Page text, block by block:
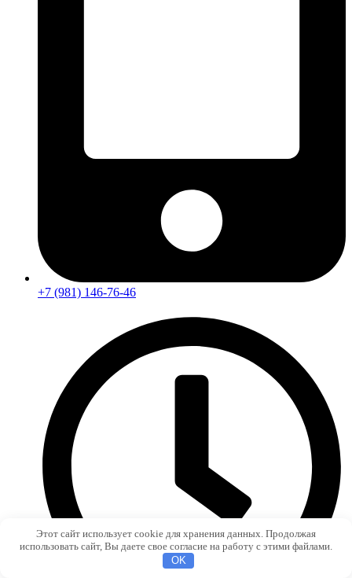
+7 (981) 146-76-46
Этот сайт использует cookie для хранения данных. Продолжая
использовать сайт, Вы даете свое согласие на работу с этими файлами.
OK